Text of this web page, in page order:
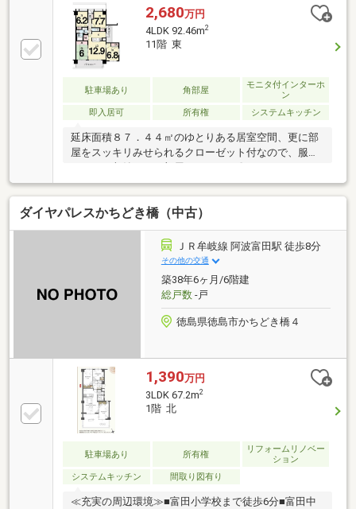
１月にガスコンロ交換、洋室フローリング張替え、Ｌ
ＤＫクロス張替え済。トイレは全面リフォーム済で
す。●ことでん栗林公園駅徒歩５分で通勤も便利で
す。●ＪＲ栗林駅へは徒歩７分●丁寧にお使いですの
で、現状大きなリフォームが必要なくお住まいいただ
けます。●総合病院やスーパーも徒歩圏内に揃う、生
活利便性の高い立地。●洋室は、可動式収納で２部屋
に分けて使うことも、１部屋８．２帖として広々と使
うことも自
2,680万円
4LDK 92.46m2
11階 東
駐車場あり 角部屋
モニタ付インターホ
ン
即入居可
所有権 システムキッチン
延床面積８７．４４㎡のゆとりある居室空間、更に部
屋をスッキリみせられるクローゼット付なので、服を
がセットされたシステムキッチン。対面キッチンなの
で会話をしながら、家事もできます。〇出不精さんで
も活動的になれる？栗林公園駅徒歩６分ロケーショ
ン。〇留守番いらずの宅配ＢＯＸ付なので、ネット通
販大好き派にはお勧めです。〇家族みんなのワガママ
にも応える４ＬＤＫ。是非その目でお確かめくださ
い。〇栗林小学校まで徒歩５分。桜町中学校まで徒歩
１５分。近隣にはスーパーや病院、銀行なども徒歩圏
内であります。〇１１階部分なので、バルコニーから
ダイヤパレスかちどき橋（中古）
ＪＲ牟岐線 阿波富田駅 徒歩8分
その他の交通
築38年6ヶ月/6階建
総戸数-戸
徳島県徳島市かちどき橋４
1,390万円
3LDK 67.2m2
1階 北
駐車場あり 所有権
リフォームリノベー
ション
システムキッチン
間取り図有り
≪充実の周辺環境≫■富田小学校まで徒歩6分■富田中